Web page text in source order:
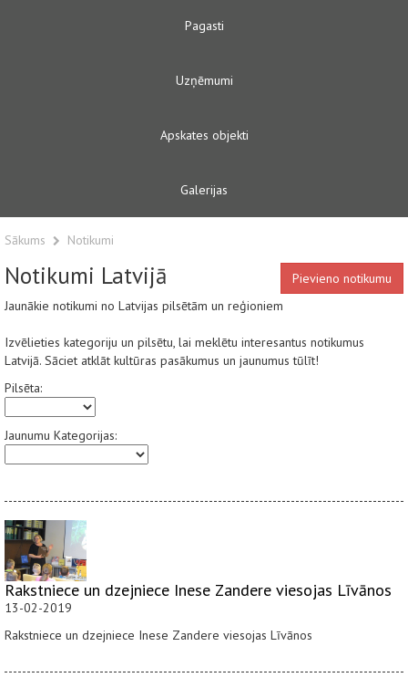
Pagasti
Uzņēmumi
Apskates objekti
Galerijas
Sākums Notikumi
Notikumi Latvijā
Pievieno notikumu
Jaunākie notikumi no Latvijas pilsētām un reģioniem
Izvēlieties kategoriju un pilsētu, lai meklētu interesantus notikumus
Latvijā. Sāciet atklāt kultūras pasākumus un jaunumus tūlīt!
Pilsēta:
Jaunumu Kategorijas:
Rakstniece un dzejniece Inese Zandere viesojas Līvānos
13-02-2019
Rakstniece un dzejniece Inese Zandere viesojas Līvānos